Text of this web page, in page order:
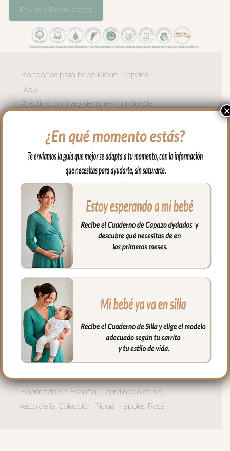
Envíos y Devoluciones
Bandanas para bebé Piqué Napoles
Rosa.
Práctica, bonita y siempre coordinada.
babero evolucionado: discreto como un
accesorio de moda y eficaz por su rizo
absorbente.
El exterior en piqué de algodón de tacto
muy agradable, con una textura suave y
un acabado natural que aporta confort y
calidez.
El interior en rizo de algodón absorbente
cuida la piel delicada del bebé en los
momentos de babeo. Una combinación
perfecta de cuidado y estilo.
Disponible en dos tallas:
Talla 0-9 meses — para los primeros
meses de dentición y babeo
Talla 10-18 meses — para bebés más
activos que ya gatean y exploran.
El babero bandana para bebé más dulce
para el aventurero más pequeño de casa.
Fabricada en España. Coordinada con el
resto de la Colección Piqué Napoles Rosa
×